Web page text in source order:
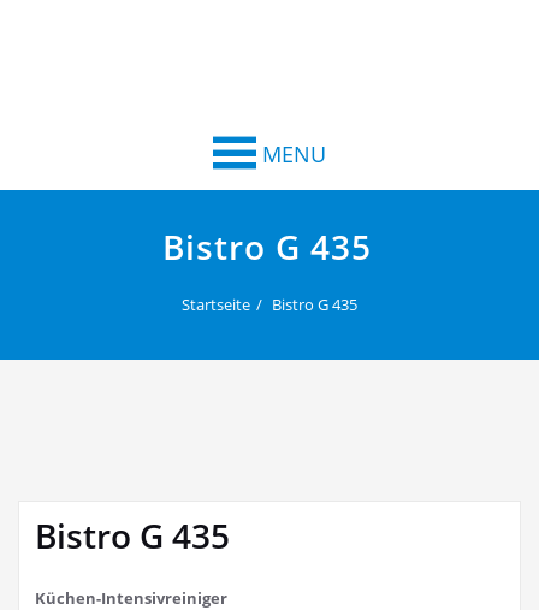
MENU
Bistro G 435
Startseite Bistro G 435
Bistro G 435
Küchen-Intensivreiniger